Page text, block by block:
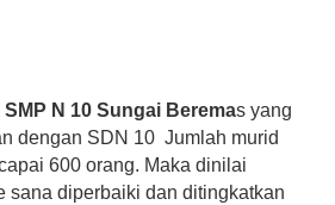
SMP N 10 Sungai Beremas yang
dengan SDN 10 Jumlah murid
600 orang. Maka dinilai
sana diperbaiki dan ditingkatkan